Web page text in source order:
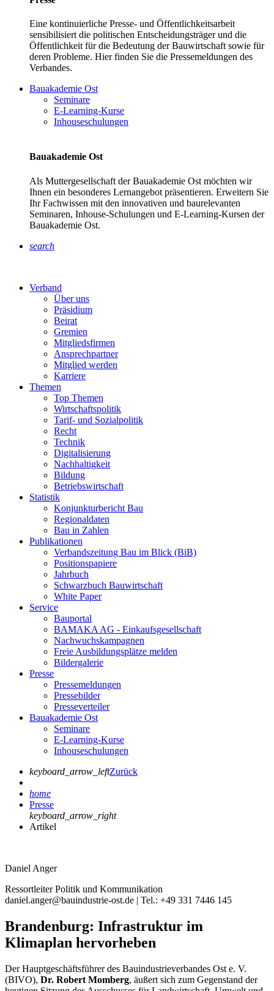
Eine kontinuierliche Presse- und Öffentlichkeitsarbeit
sensibilisiert die politischen Entscheidungsträger und die
Öffentlichkeit für die Bedeutung der Bauwirtschaft sowie für
deren Probleme. Hier finden Sie die Pressemeldungen des
Verbandes.
Bauakademie Ost
Seminare
E-Learning-Kurse
Inhouseschulungen
Bauakademie Ost
Als Muttergesellschaft der Bauakademie Ost möchten wir
Ihnen ein besonderes Lernangebot präsentieren. Erweitern Sie
Ihr Fachwissen mit den innovativen und baurelevanten
Seminaren, Inhouse-Schulungen und E-Learning-Kursen der
Bauakademie Ost.
search
Verband
Über uns
Präsidium
Beirat
Gremien
Mitgliedsfirmen
Ansprechpartner
Mitglied werden
Karriere
Themen
Top Themen
Wirtschaftspolitik
Tarif- und Sozialpolitik
Recht
Technik
Digitalisierung
Nachhaltigkeit
Bildung
Betriebswirtschaft
Statistik
Konjunkturbericht Bau
Regionaldaten
Bau in Zahlen
Publikationen
Verbandszeitung Bau im Blick (BiB)
Positionspapiere
Jahrbuch
Schwarzbuch Bauwirtschaft
White Paper
Service
Bauportal
BAMAKA AG - Einkaufsgesellschaft
Nachwuchskampagnen
Freie Ausbildungsplätze melden
Bildergalerie
Presse
Pressemeldungen
Pressebilder
Presseverteiler
Bauakademie Ost
Seminare
E-Learning-Kurse
Inhouseschulungen
keyboard_arrow_leftZurück
home
Presse
keyboard_arrow_right
Artikel
Daniel Anger
Ressortleiter Politik und Kommunikation
daniel.anger@bauindustrie-ost.de | Tel.: +49 331 7446 145
Brandenburg: Infrastruktur im
Klimaplan hervorheben
Der Hauptgeschäftsführer des Bauindustrieverbandes Ost e. V.
(BIVO), Dr. Robert Momberg, äußert sich zum Gegenstand der